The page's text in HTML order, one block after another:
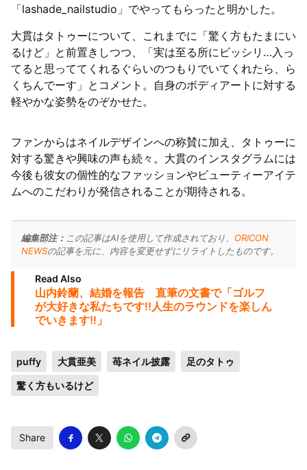
「lashade_nailstudio」でやってもらったと明かした。
大貫はタトゥーについて、これまでに「驚く方もたまにい
るけど」と前置きしつつ、「実は至る所にビッシリ…入っ
てると思っててくれるぐらいのつもりでいてくれたら、ら
くちんでーす」とコメント。自身のボディアートに対する
軽やかな姿勢をのぞかせた。
ファンからはネイルデザインへの称賛に加え、タトゥーに
対する驚きや興味の声も続々。大貫のインスタグラムには
今後も彼女の個性的なファッションやビューティーアイテ
ムへのこだわりが発信されることが期待される。
編集部注： この記事はAIを使用して作成されており、 ORICON
NEWSの記事を元に、内容を変更せずにリライトしたものです。
Read Also
山内鈴蘭、結婚を報告 直筆の文書で「ゴルフ
が大好きな私たちです!!人生のラウンドを楽しん
でいきます!!」
puffy 大貫亜美 苺ネイル披露 足のタトゥ
驚く方もいるけど
Share